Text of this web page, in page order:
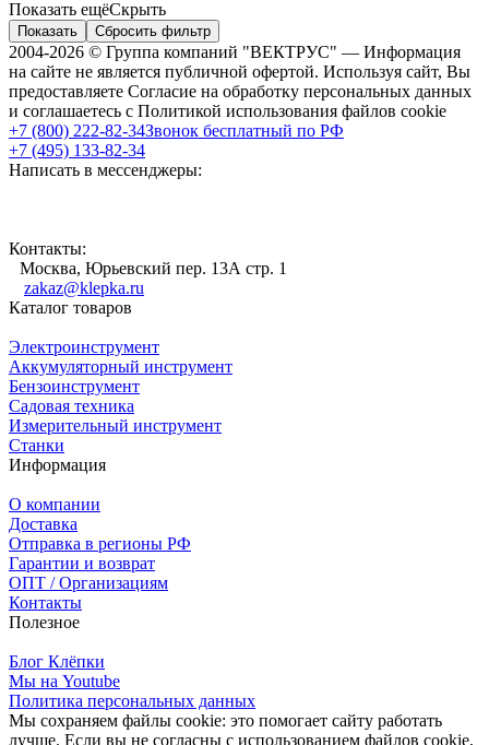
Показать ещёСкрыть
Показать Сбросить фильтр
2004-2026 © Группа компаний "ВЕКТРУС" — Информация
на сайте не является публичной офертой. Используя сайт, Вы
предоставляете Согласие на обработку персональных данных
и соглашаетесь с Политикой использования файлов cookie
+7 (800) 222-82-34Звонок бесплатный по РФ
+7 (495) 133-82-34
Написать в мессенджеры:
Контакты:
Москва, Юрьевский пер. 13А стр. 1
zakaz@klepka.ru
Каталог товаров
Электроинструмент
Аккумуляторный инструмент
Бензоинструмент
Садовая техника
Измерительный инструмент
Станки
Информация
О компании
Доставка
Отправка в регионы РФ
Гарантии и возврат
ОПТ / Организациям
Контакты
Полезное
Блог Клёпки
Мы на Youtube
Политика персональных данных
Мы сохраняем файлы cookie: это помогает сайту работать
лучше. Если вы не согласны с использованием файлов cookie,